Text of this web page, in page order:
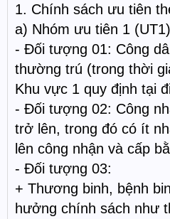
1. Chính sách ưu tiên
a) Nhóm ưu tiên 1
- Đối tượng 01: Công
thường trú (trong thời
Khu vực 1 quy định tại
- Đối tượng 02: Công
trở lên, trong đó có ít
lên công nhận và cấp
- Đối tượng 03:
+ Thương binh, bệnh
hưởng chính sách như